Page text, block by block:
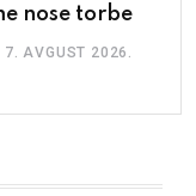
nose torbe
7. AVGUST 2026.